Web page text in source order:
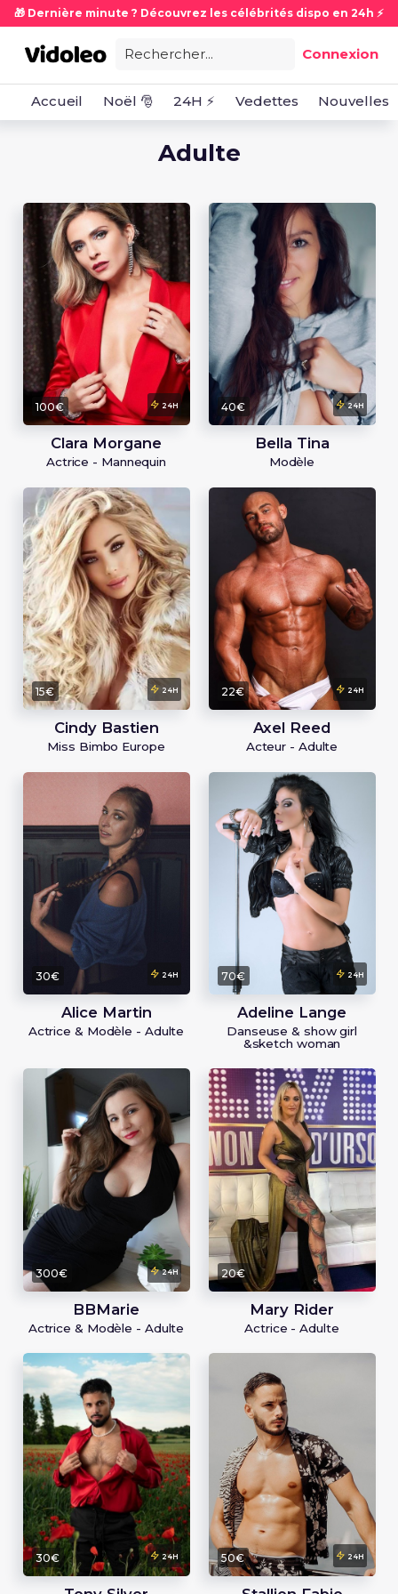
🎁 Dernière minute ? Découvrez les célébrités dispo en 24h ⚡
Rechercher... Connexion
Accueil Noël 🎅 24H ⚡ Vedettes Nouvelles
Adulte
24H
100€
Clara Morgane
Actrice - Mannequin
24H
40€
Bella Tina
Modèle
24H
15€
Cindy Bastien
Miss Bimbo Europe
24H
22€
Axel Reed
Acteur - Adulte
24H
30€
Alice Martin
Actrice & Modèle - Adulte
24H
70€
Adeline Lange
Danseuse & show girl
&sketch woman
24H
300€
BBMarie
Actrice & Modèle - Adulte
20€
Mary Rider
Actrice - Adulte
24H
30€ 24H
50€